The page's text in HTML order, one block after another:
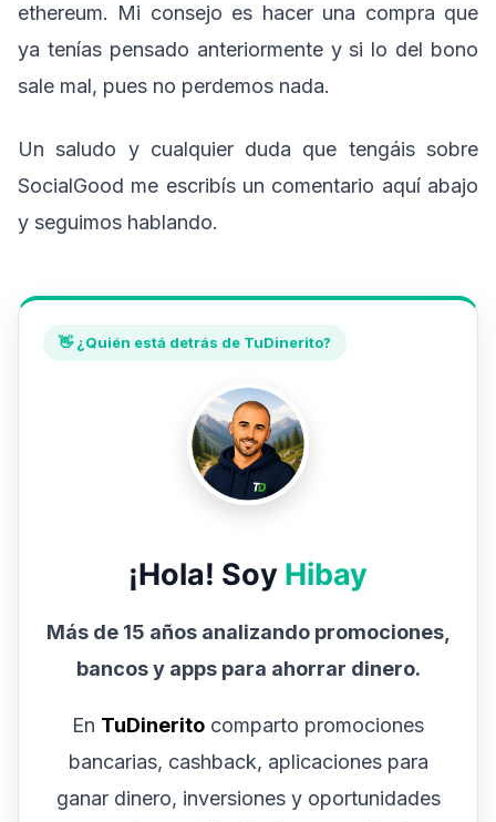
ethereum. Mi consejo es hacer una compra que
ya tenías pensado anteriormente y si lo del bono
sale mal, pues no perdemos nada.
Un saludo y cualquier duda que tengáis sobre
SocialGood me escribís un comentario aquí abajo
y seguimos hablando.
👋 ¿Quién está detrás de TuDinerito?
¡Hola! Soy Hibay
Más de 15 años analizando promociones,
bancos y apps para ahorrar dinero.
En TuDinerito comparto promociones
bancarias, cashback, aplicaciones para
ganar dinero, inversiones y oportunidades